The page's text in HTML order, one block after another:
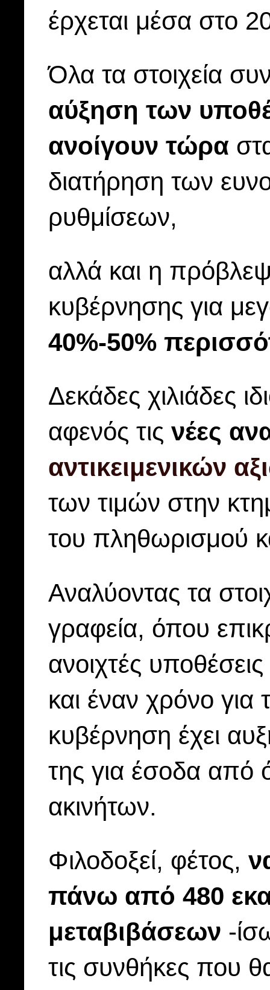
έρχεται μέσα στο
Όλα τα στοιχεία
αύξηση των
ανοίγουν τώρα
διατήρηση των
ρυθμίσεων,
αλλά και η
κυβέρνησης για
40%-50%
Δεκάδες χιλιάδες
αφενός τις νέες
αντικειμενικών
των τιμών στην
του πληθωρισμού
Αναλύοντας τα
γραφεία, όπου
ανοιχτές
και έναν χρόνο
κυβέρνηση έχει
της για έσοδα από
ακινήτων.
Φιλοδοξεί, φέτος,
πάνω από 480
μεταβιβάσεων -
τις συνθήκες που